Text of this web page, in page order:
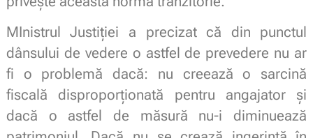
MInistrul Justiției a precizat că din punctul
dânsului de vedere o astfel de prevedere nu ar
fi o problemă dacă: nu creează o sarcină
fiscală disproporționată pentru angajator și
dacă o astfel de măsură nu-i diminuează